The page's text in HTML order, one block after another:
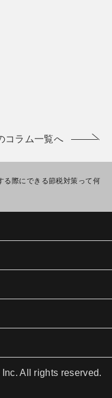
コラム一覧へ
る際にできる節税対策って何
All rights reserved.